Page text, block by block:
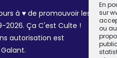
En
sur
ou
à ♥ de promouvoir les
2026. Ça C'est Culte !
autorisation est